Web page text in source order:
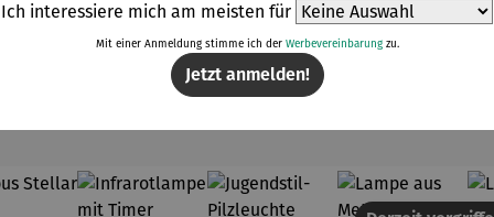
Topseller der Kategorie Lampen & Leuchten
Ich interessiere mich am meisten für
Mit einer Anmeldung stimme ich der Werbevereinbarungzu.
Jetzt anmelden!